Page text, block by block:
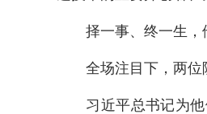
择一事、终一生，他
全场注目下，两位
习近平总书记为他